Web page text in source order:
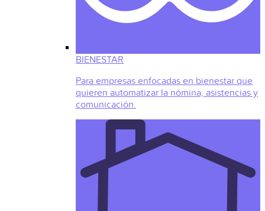
BIENESTAR
Para empresas enfocadas en bienestar que
quieren automatizar la nómina, asistencias y
comunicación.